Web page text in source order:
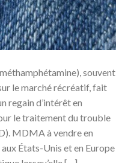
souvent
le marché récréatif, fait
regain d’intérêt en
le traitement du trouble
MDMA à vendre en
États-Unis et en Europe